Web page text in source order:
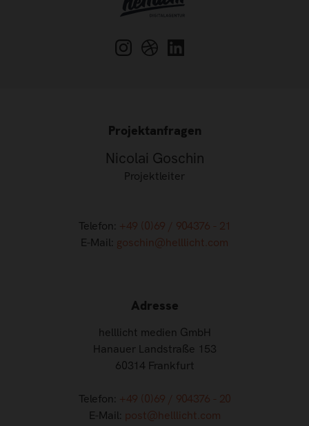
Projektanfragen
Nicolai Goschin
Projektleiter
Telefon: +49 (0)69 / 904376 - 21
E-Mail: goschin@helllicht.com
Adresse
helllicht medien GmbH
Hanauer Landstraße 153
60314 Frankfurt
Telefon: +49 (0)69 / 904376 - 20
E-Mail: post@helllicht.com